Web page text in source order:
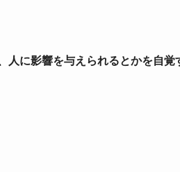
人に影響を与えられるとかを自覚